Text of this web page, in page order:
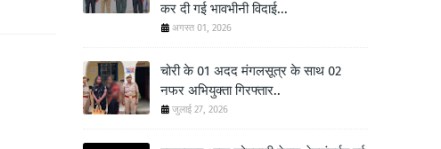
कर दी गई भावभीनी विदाई...
अगस्त 01, 2026
चोरी के 01 अदद मंगलसूत्र के साथ 02
नफर अभियुक्ता गिरफ्तार..
जुलाई 27, 2026